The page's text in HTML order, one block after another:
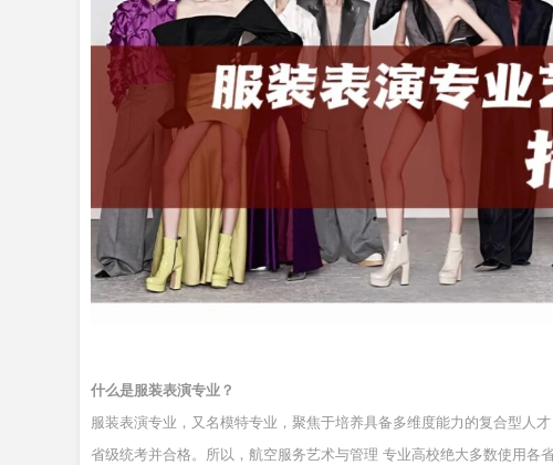
什么是服装表演专业？
服装表演专业，又名模特专业，聚焦于培养具备多维度能力的复合型人
省级统考并合格。所以，航空服务艺术与管理 专业高校绝大多数使用各